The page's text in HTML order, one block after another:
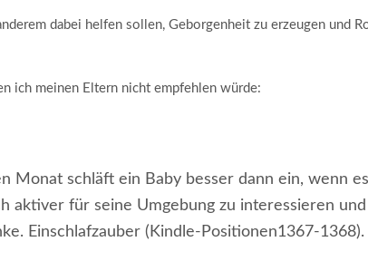
dabei helfen sollen, Geborgenheit zu erzeugen und
ich meinen Eltern nicht empfehlen würde:
Monat schläft ein Baby besser dann ein, wenn
aktiver für seine Umgebung zu interessieren
Einschlafzauber (Kindle-Positionen1367-1368).